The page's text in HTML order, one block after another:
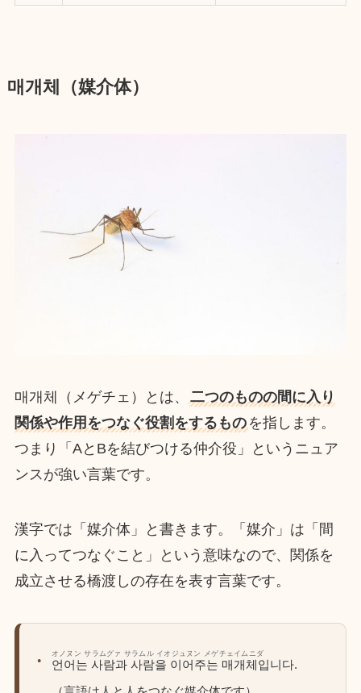
매개체（媒介体）
매개체（メゲチェ）とは、
二つのものの間に入り
関係や作用をつなぐ役割をするもの を指します。
つまり「AとBを結びつける仲介役」というニュア
ンスが強い言葉です。
漢字では「媒介体」と書きます。「媒介」は「間
に入ってつなぐこと」という意味なので、関係を
成立させる橋渡しの存在を表す言葉です。
언어는 사람과 사람을 이어주는 매개체입니다.
オノヌン サラムグァ サラムル イオジュヌン メゲチェイムニダ